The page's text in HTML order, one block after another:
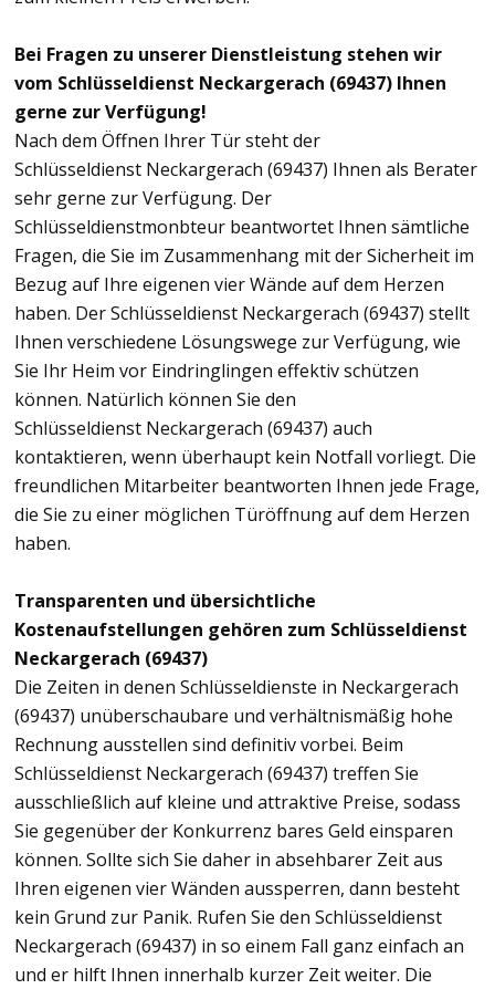
Bei Fragen zu unserer Dienstleistung stehen wir
vom Schlüsseldienst Neckargerach (69437) Ihnen
gerne zur Verfügung!
Nach dem Öffnen Ihrer Tür steht der
Schlüsseldienst Neckargerach (69437) Ihnen als Berater
sehr gerne zur Verfügung. Der
Schlüsseldienstmonbteur beantwortet Ihnen sämtliche
Fragen, die Sie im Zusammenhang mit der Sicherheit im
Bezug auf Ihre eigenen vier Wände auf dem Herzen
haben. Der Schlüsseldienst Neckargerach (69437) stellt
Ihnen verschiedene Lösungswege zur Verfügung, wie
Sie Ihr Heim vor Eindringlingen effektiv schützen
können. Natürlich können Sie den
Schlüsseldienst Neckargerach (69437) auch
kontaktieren, wenn überhaupt kein Notfall vorliegt. Die
freundlichen Mitarbeiter beantworten Ihnen jede Frage,
die Sie zu einer möglichen Türöffnung auf dem Herzen
haben.
Transparenten und übersichtliche
Kostenaufstellungen gehören zum Schlüsseldienst
Neckargerach (69437)
Die Zeiten in denen Schlüsseldienste in Neckargerach
(69437) unüberschaubare und verhältnismäßig hohe
Rechnung ausstellen sind definitiv vorbei. Beim
Schlüsseldienst Neckargerach (69437) treffen Sie
ausschließlich auf kleine und attraktive Preise, sodass
Sie gegenüber der Konkurrenz bares Geld einsparen
können. Sollte sich Sie daher in absehbarer Zeit aus
Ihren eigenen vier Wänden aussperren, dann besteht
kein Grund zur Panik. Rufen Sie den Schlüsseldienst
Neckargerach (69437) in so einem Fall ganz einfach an
und er hilft Ihnen innerhalb kurzer Zeit weiter. Die